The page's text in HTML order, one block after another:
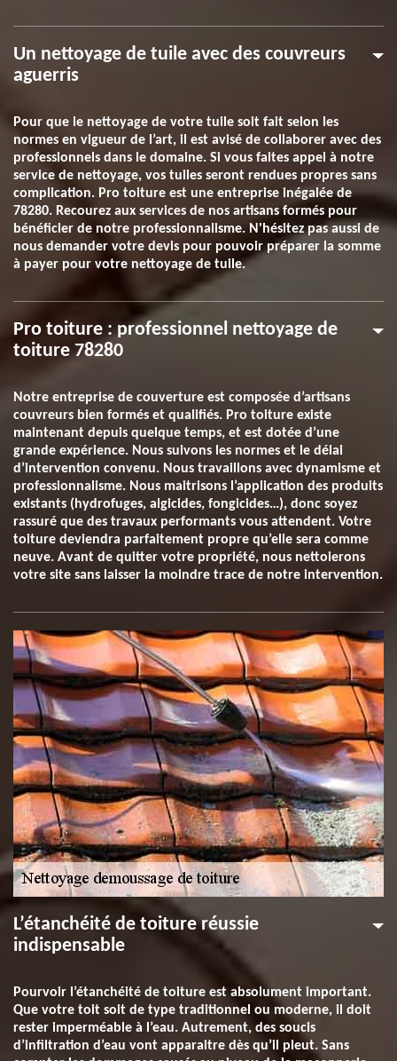
Un nettoyage de tuile avec des couvreurs
aguerris
Pour que le nettoyage de votre tuile soit fait selon les
normes en vigueur de l’art, il est avisé de collaborer avec des
professionnels dans le domaine. Si vous faites appel à notre
service de nettoyage, vos tuiles seront rendues propres sans
complication. Pro toiture est une entreprise inégalée de
78280. Recourez aux services de nos artisans formés pour
bénéficier de notre professionnalisme. N'hésitez pas aussi de
nous demander votre devis pour pouvoir préparer la somme
à payer pour votre nettoyage de tuile.
Pro toiture : professionnel nettoyage de
toiture 78280
Notre entreprise de couverture est composée d’artisans
couvreurs bien formés et qualifiés. Pro toiture existe
maintenant depuis quelque temps, et est dotée d’une
grande expérience. Nous suivons les normes et le délai
d’intervention convenu. Nous travaillons avec dynamisme et
professionnalisme. Nous maitrisons l’application des produits
existants (hydrofuges, algicides, fongicides…), donc soyez
rassuré que des travaux performants vous attendent. Votre
toiture deviendra parfaitement propre qu’elle sera comme
neuve. Avant de quitter votre propriété, nous nettoierons
votre site sans laisser la moindre trace de notre intervention.
L’étanchéité de toiture réussie
indispensable
Pourvoir l’étanchéité de toiture est absolument important.
Que votre toit soit de type traditionnel ou moderne, il doit
rester imperméable à l’eau. Autrement, des soucis
d’infiltration d’eau vont apparaitre dès qu’il pleut. Sans